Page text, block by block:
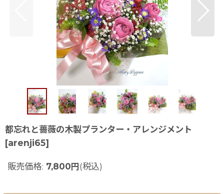
都忘れと薔薇の木製プランター・アレンジメント
[arenji65]
販売価格: 7,800円(税込)